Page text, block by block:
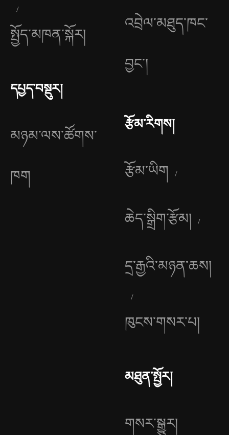
སྤྱོད་མཁན་སྐོར།
དཔྱད་བསྡུར།
མཉམ་ལས་ཚོགས་
ཁག
འབྲེལ་མཐུད་ཁང་
བྱང༌།
རྩོམ་རིགས།
རྩོམ་ཡིག
ཆེད་སྒྲིག་རྩོམ།
དྲ་རྒྱའི་མཉན་ཆས།
ཁུངས་གསར་པ།
མཐུན་སྤྱོར།
གསར་སྒྱུར།